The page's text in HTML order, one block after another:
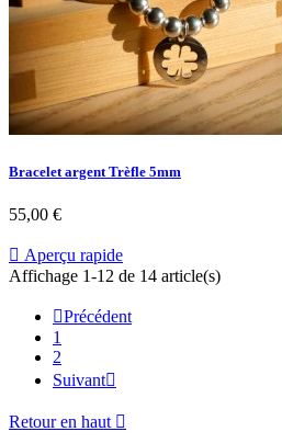
Bracelet argent Trèfle 5mm
55,00 €
 Aperçu rapide
Affichage 1-12 de 14 article(s)
Précédent
1
2
Suivant
Retour en haut 